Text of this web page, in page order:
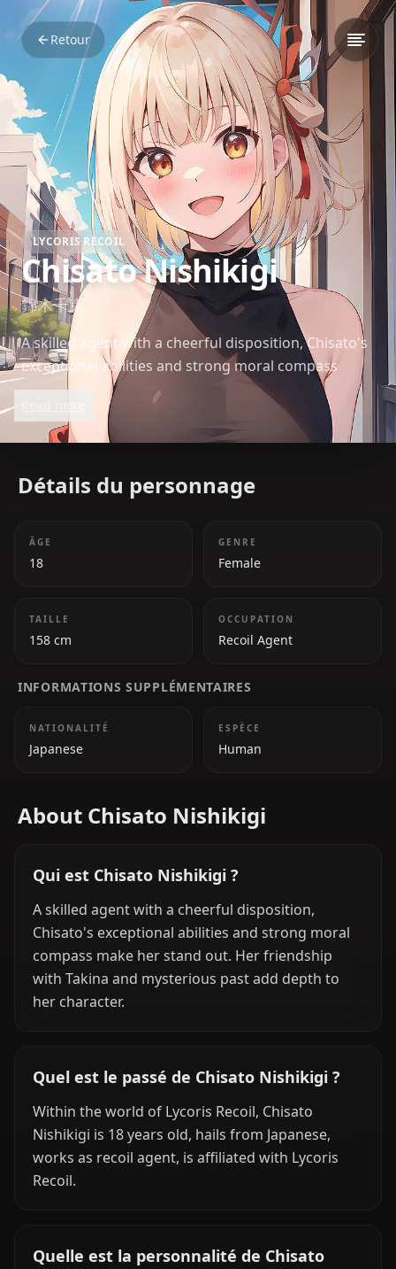
Retour
LYCORIS RECOIL
Chisato Nishikigi
錦木千束
A skilled agent with a cheerful disposition, Chisato's
exceptional abilities and strong moral compass
make her stand out. Her friendship with Takina and
mysterious past add depth to her character.
Détails du personnage
ÂGE
18
GENRE
Female
TAILLE
158 cm
OCCUPATION
Recoil Agent
INFORMATIONS SUPPLÉMENTAIRES
NATIONALITÉ
Japanese
ESPÈCE
Human
About Chisato Nishikigi
Qui est Chisato Nishikigi ?
A skilled agent with a cheerful disposition,
Chisato's exceptional abilities and strong moral
compass make her stand out. Her friendship
with Takina and mysterious past add depth to
her character.
Quel est le passé de Chisato Nishikigi ?
Within the world of Lycoris Recoil, Chisato
Nishikigi is 18 years old, hails from Japanese,
works as recoil agent, is affiliated with Lycoris
Recoil.
Quelle est la personnalité de Chisato